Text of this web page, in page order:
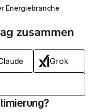
Energiebranche
zusammen
Grok